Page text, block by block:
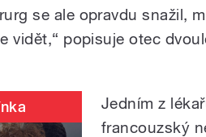
se ale opravdu snažil,
vidět,“ popisuje otec
Jedním z
francouzský